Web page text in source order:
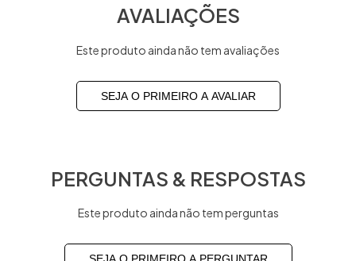
AVALIAÇÕES
Este produto ainda não tem avaliações
SEJA O PRIMEIRO A AVALIAR
PERGUNTAS & RESPOSTAS
Este produto ainda não tem perguntas